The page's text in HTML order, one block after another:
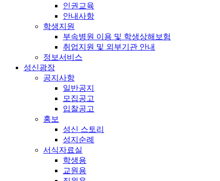
인권교육
안내사항
학생지원
부속병원 이용 및 학생상해보험
취업지원 및 외부기관 안내
정보서비스
성신광장
공지사항
일반공지
모집공고
입찰공고
홍보
성신 스토리
성지순례
서식자료실
학생용
교원용